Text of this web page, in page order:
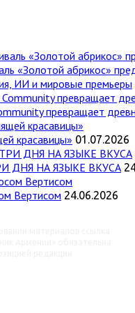
«Золотой абрикос»
ИИ и мировые премьеры
превращает
красавицы» 01.07.2026
ДНЯ НА ЯЗЫКЕ ВКУСА
Вертисом 24.06.2026